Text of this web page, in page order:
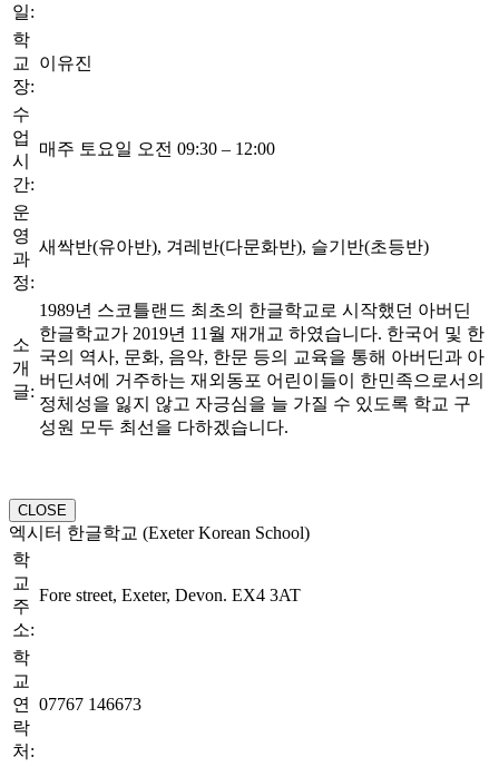
일:
학
교
장:
이유진
수
업
시
간:
매주 토요일 오전 09:30 – 12:00
운
영
과
정:
새싹반(유아반), 겨레반(다문화반), 슬기반(초등반)
소
개
글:
1989년 스코틀랜드 최초의 한글학교로 시작했던 아버딘
한글학교가 2019년 11월 재개교 하였습니다. 한국어 및 한
국의 역사, 문화, 음악, 한문 등의 교육을 통해 아버딘과 아
버딘셔에 거주하는 재외동포 어린이들이 한민족으로서의
정체성을 잃지 않고 자긍심을 늘 가질 수 있도록 학교 구
성원 모두 최선을 다하겠습니다.
CLOSE
엑시터 한글학교 (Exeter Korean School)
학
교
주
소:
Fore street, Exeter, Devon. EX4 3AT
학
교
연
락
처:
07767 146673